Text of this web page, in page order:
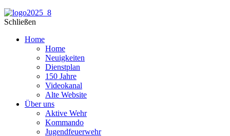
Schließen
Home
Home
Neuigkeiten
Dienstplan
150 Jahre
Videokanal
Alte Website
Über uns
Aktive Wehr
Kommando
Jugendfeuerwehr